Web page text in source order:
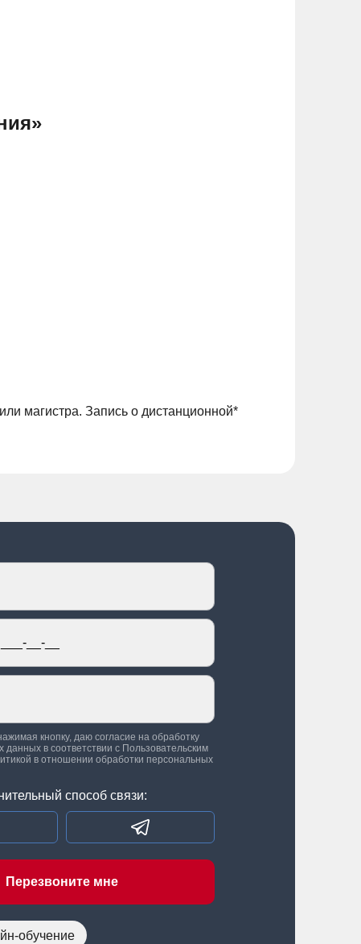
магистра. Запись о дистанционной*
кнопку, даю согласие на обработку
данных в соответствии с Пользовательским
в отношении обработки персональных
способ связи:
Перезвоните мне
обучение